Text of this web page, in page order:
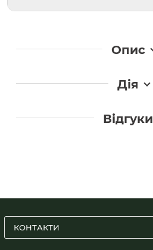
Опис
Дія
Відгуки
КОНТАКТИ